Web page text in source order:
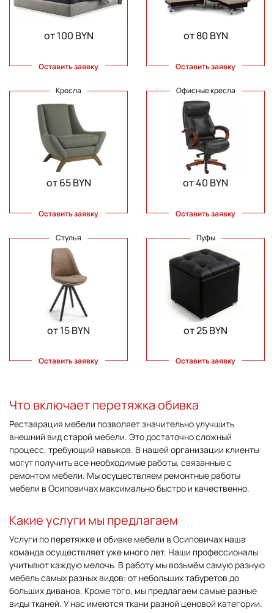
от 100 BYN
Оставить заявку
от 80 BYN
Оставить заявку
Кресла
от 65 BYN
Оставить заявку
Офисные кресла
от 40 BYN
Оставить заявку
Стулья
от 15 BYN
Оставить заявку
Пуфы
от 25 BYN
Оставить заявку
Что включает перетяжка обивка
Реставрация мебели позволяет значительно улучшить
внешний вид старой мебели. Это достаточно сложный
процесс, требующий навыков. В нашей организации клиенты
могут получить все необходимые работы, связанные с
ремонтом мебели. Мы осуществляем ремонтные работы
мебели в Осиповичах максимально быстро и качественно.
Какие услуги мы предлагаем
Услуги по перетяжке и обивке мебели в Осиповичах наша
команда осуществляет уже много лет. Наши профессионалы
учитывют каждую мелочь. В работу мы возьмём самую разную
мебель самых разных видов: от небольших табуретов до
больших диванов. Кроме того, мы предлагаем самые разные
виды тканей. У нас имеются ткани разной ценовой категории.